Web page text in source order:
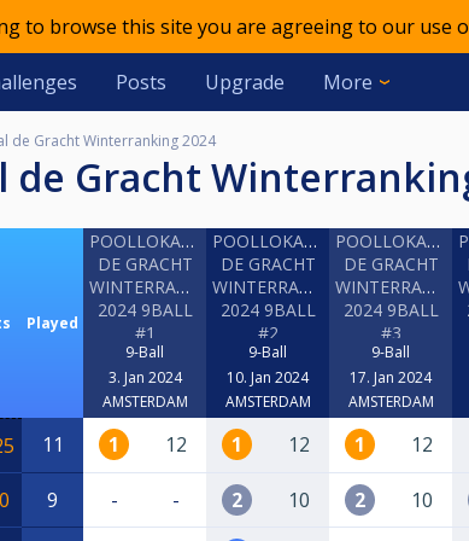
to browse this site you are agreeing to our use
Posts Upgrade More
de Gracht Winterranking 2024
de Gracht
Played
POOLLOKAAL
DE GRACHT
WINTERRANKING
2024 9BALL
#1
9-Ball
3. Jan 2024
AMSTERDAM
POOLLOKAAL
DE GRACHT
WINTERRANKING
2024 9BALL
#2
9-Ball
10. Jan 2024
AMSTERDAM
POOLLOKAAL
DE GRACHT
2024 9BALL
#3
9-Ball
17. Jan 2024
AMSTERDAM
11 1 12 1 12 1 12
9 - - 2 10 2 10